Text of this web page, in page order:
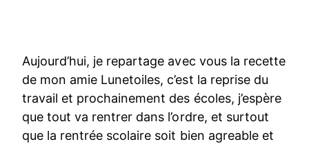
Aujourd’hui, je repartage avec vous la recette
de mon amie Lunetoiles, c’est la reprise du
travail et prochainement des écoles, j’espère
que tout va rentrer dans l’ordre, et surtout
que la rentrée scolaire soit bien agreable et